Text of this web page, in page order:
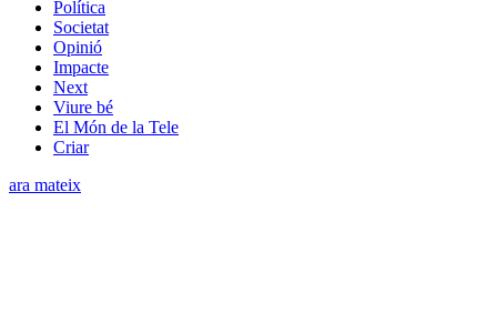
Política
Societat
Opinió
Impacte
Next
Viure bé
El Món de la Tele
Criar
ara mateix